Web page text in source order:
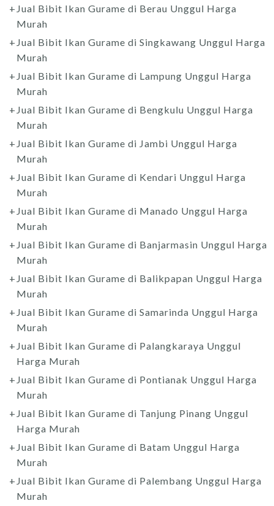
Jual Bibit Ikan Gurame di Berau Unggul Harga
Murah
Jual Bibit Ikan Gurame di Singkawang Unggul Harga
Murah
Jual Bibit Ikan Gurame di Lampung Unggul Harga
Murah
Jual Bibit Ikan Gurame di Bengkulu Unggul Harga
Murah
Jual Bibit Ikan Gurame di Jambi Unggul Harga
Murah
Jual Bibit Ikan Gurame di Kendari Unggul Harga
Murah
Jual Bibit Ikan Gurame di Manado Unggul Harga
Murah
Jual Bibit Ikan Gurame di Banjarmasin Unggul Harga
Murah
Jual Bibit Ikan Gurame di Balikpapan Unggul Harga
Murah
Jual Bibit Ikan Gurame di Samarinda Unggul Harga
Murah
Jual Bibit Ikan Gurame di Palangkaraya Unggul
Harga Murah
Jual Bibit Ikan Gurame di Pontianak Unggul Harga
Murah
Jual Bibit Ikan Gurame di Tanjung Pinang Unggul
Harga Murah
Jual Bibit Ikan Gurame di Batam Unggul Harga
Murah
Jual Bibit Ikan Gurame di Palembang Unggul Harga
Murah